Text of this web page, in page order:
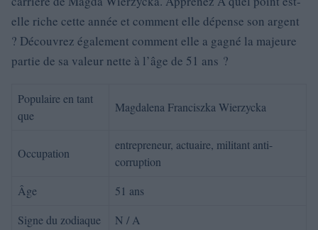
elle riche cette année et comment elle dépense son argent
? Découvrez également comment elle a gagné la majeure
partie de sa valeur nette à l’âge de 51 ans ?
Populaire en tant
que
Magdalena Franciszka Wierzycka
Occupation
entrepreneur, actuaire, militant anti-
corruption
Âge
51 ans
Signe du zodiaque
N / A